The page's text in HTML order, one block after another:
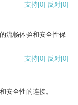
支持[0] 反对[0]
流畅体验和安全性保
支持[0] 反对[0]
安全性的连接。